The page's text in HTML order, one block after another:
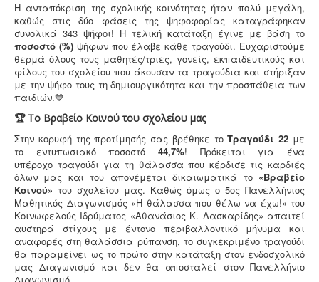
Η ανταπόκριση της σχολικής κοινότητας ήταν πολύ μεγάλη,
καθώς στις δύο φάσεις της ψηφοφορίας καταγράφηκαν
συνολικά 343 ψήφοι! Η τελική κατάταξη έγινε με βάση το
ποσοστό (%)ψήφων που έλαβε κάθε τραγούδι. Ευχαριστούμε
θερμά όλους τους μαθητές/τριες, γονείς, εκπαιδευτικούς και
φίλους του σχολείου που άκουσαν τα τραγούδια και στήριξαν
με την ψήφο τους τη δημιουργικότητα και την προσπάθεια των
παιδιών.💙
🏆 Το Βραβείο Κοινού του σχολείου μας
Στην κορυφή της προτίμησής σας βρέθηκε τοΤραγούδι 22 με
το εντυπωσιακό ποσοστό 44,7%! Πρόκειται για ένα
υπέροχο τραγούδι για τη θάλασσα που κέρδισε τις καρδιές
όλων μας και του απονέμεται δικαιωματικά το «Βραβείο
Κοινού» του σχολείου μας. Καθώς όμως ο 5ος Πανελλήνιος
Μαθητικός Διαγωνισμός «Η θάλασσα που θέλω να έχω!» του
Κοινωφελούς Ιδρύματος «Αθανάσιος Κ. Λασκαρίδης» απαιτεί
αυστηρά στίχους με έντονο περιβαλλοντικό μήνυμα και
αναφορές στη θαλάσσια ρύπανση, το συγκεκριμένο τραγούδι
θα παραμείνει ως το πρώτο στην κατάταξη στον ενδοσχολικό
μας Διαγωνισμό και δεν θα αποσταλεί στον Πανελλήνιο